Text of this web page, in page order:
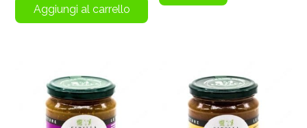
Aggiungi al carrello